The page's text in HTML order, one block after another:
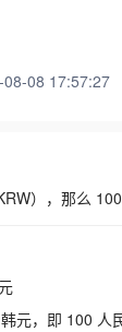
08-08 17:57:27
），那么
元，即 100